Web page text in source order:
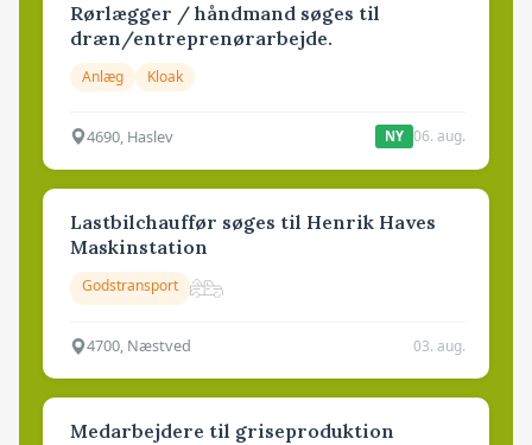
Rørlægger / håndmand søges til
dræn/entreprenørarbejde.
Anlæg Kloak
4690, Haslev NY 06. aug.
Lastbilchauffør søges til Henrik Haves
Maskinstation
Godstransport
4700, Næstved 03. aug.
Medarbejdere til griseproduktion